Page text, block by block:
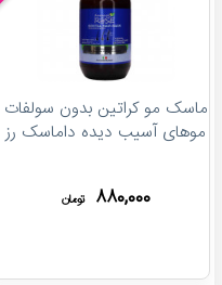
ماسک مو کراتین بدون سولفات
موهای آسیب دیده داماسک رز
۸۸۰,۰۰۰ تومان